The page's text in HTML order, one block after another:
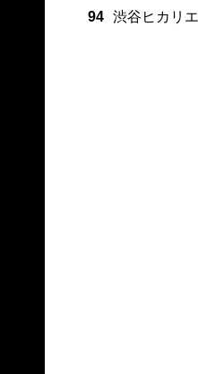
94 渋谷ヒカリ